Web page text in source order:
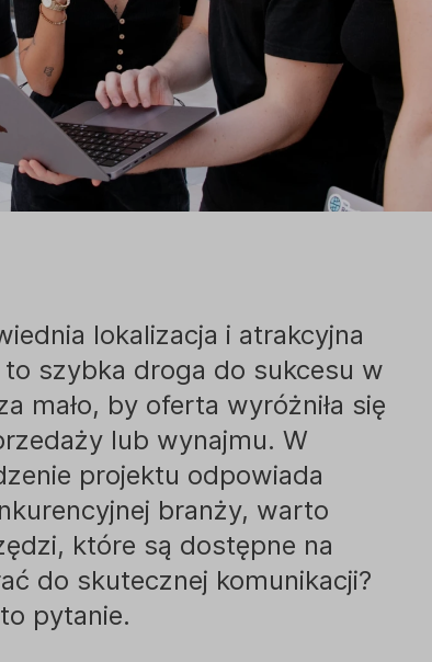
lokalizacja i atrakcyjna
szybka droga do sukcesu w
mało, by oferta wyróżniła się
lub wynajmu. W
projektu odpowiada
branży, warto
które są dostępne na
do skutecznej komunikacji?
pytanie.